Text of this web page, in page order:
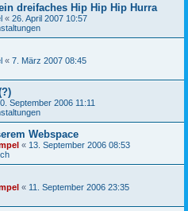
dreifaches Hip Hip Hip Hurra
« 26. April 2007 10:57
« 7. März 2007 08:45
September 2006 11:11
Webspace
« 13. September 2006 08:53
« 11. September 2006 23:35